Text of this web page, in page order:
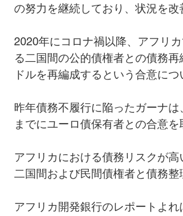
の努力を継続しており、状況を改
2020年にコロナ禍以降、アフリ
る二国間の公的債権者との債務
ドルを再編成するという合意につ
昨年債務不履行に陥ったガーナ
までにユーロ債保有者との合意を
アフリカにおける債務リスクが
二国間および民間債権者と債務整
アフリカ開発銀行のレポートよ